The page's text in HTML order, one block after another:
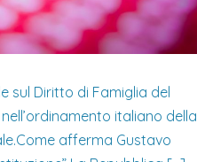
sul Diritto di Famiglia del
italiano della
afferma Gustavo